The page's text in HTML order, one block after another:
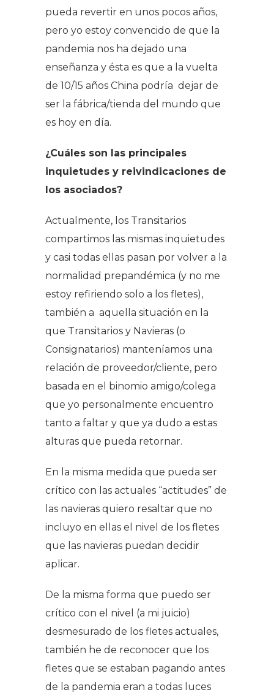
pueda revertir en unos pocos años,
pero yo estoy convencido de que la
pandemia nos ha dejado una
enseñanza y ésta es que a la vuelta
de 10/15 años China podría dejar de
ser la fábrica/tienda del mundo que
es hoy en día.
¿Cuáles son las principales
inquietudes y reivindicaciones de
los asociados?
Actualmente, los Transitarios
compartimos las mismas inquietudes
y casi todas ellas pasan por volver a la
normalidad prepandémica (y no me
estoy refiriendo solo a los fletes),
también a aquella situación en la
que Transitarios y Navieras (o
Consignatarios) manteníamos una
relación de proveedor/cliente, pero
basada en el binomio amigo/colega
que yo personalmente encuentro
tanto a faltar y que ya dudo a estas
alturas que pueda retornar.
En la misma medida que pueda ser
crítico con las actuales “actitudes” de
las navieras quiero resaltar que no
incluyo en ellas el nivel de los fletes
que las navieras puedan decidir
aplicar.
De la misma forma que puedo ser
crítico con el nivel (a mi juicio)
desmesurado de los fletes actuales,
también he de reconocer que los
fletes que se estaban pagando antes
de la pandemia eran a todas luces